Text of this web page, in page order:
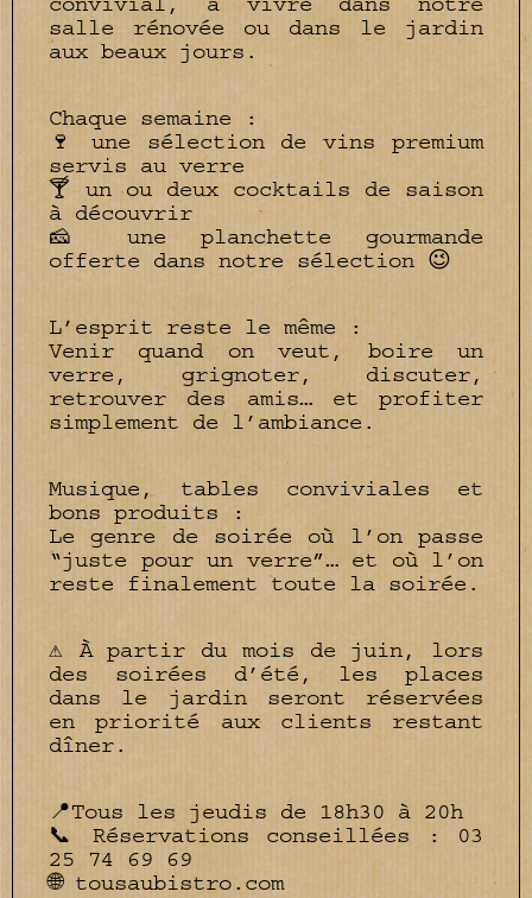
salle rénovée ou dans le jardin
aux beaux jours.
Chaque semaine :
🍷 une sélection de vins premium
servis au verre
🍸 un ou deux cocktails de saison
à découvrir
🧀 une planchette gourmande
offerte dans notre sélection 😉
L’esprit reste le même :
Venir quand on veut, boire un
verre, grignoter, discuter,
retrouver des amis… et profiter
simplement de l’ambiance.
Musique, tables conviviales et
bons produits :
Le genre de soirée où l’on passe
“juste pour un verre”… et où l’on
reste finalement toute la soirée.
⚠️ À partir du mois de juin, lors
des soirées d’été, les places
dans le jardin seront réservées
en priorité aux clients restant
dîner.
📍Tous les jeudis de 18h30 à 20h
📞 Réservations conseillées : 03
25 74 69 69
🌐 tousaubistro.com